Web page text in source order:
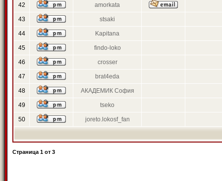
42 amorkata
43 stsaki
44 Kapitana
45 findo-loko
46 crosser
47 brat4eda
48 АКАДЕМИК София
49 tseko
50 joreto.lokosf_fan
Страница 1 от 3